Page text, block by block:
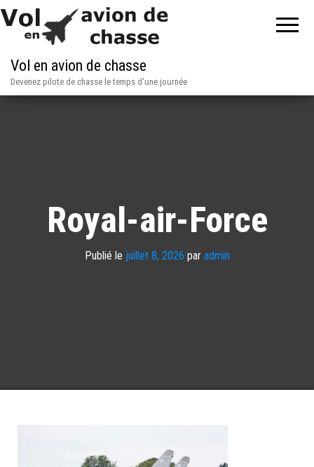
Vol en avion de chasse
Devenez pilote de chasse le temps d'une journée
Royal-air-Force
Publié le juillet 8, 2026 par admin